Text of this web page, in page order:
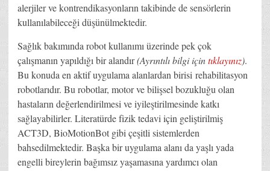
alerjiler ve kontrendikasyonların takibinde de sensörlerin
kullanılabileceği düşünülmektedir.
Sağlık bakımında robot kullanımı üzerinde pek çok
çalışmanın yapıldığı bir alandır(Ayrıntılı bilgi içintıklayınız).
Bu konuda en aktif uygulama alanlardan birisi rehabilitasyon
robotlarıdır. Bu robotlar, motor ve bilişsel bozukluğu olan
hastaların değerlendirilmesi ve iyileştirilmesinde katkı
sağlayabilirler. Literatürde fizik tedavi için geliştirilmiş
ACT3D, BioMotionBot gibi çeşitli sistemlerden
bahsedilmektedir. Başka bir uygulama alanı da yaşlı yada
engelli bireylerin bağımsız yaşamasına yardımcı olan